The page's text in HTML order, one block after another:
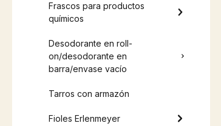
Frascos para productos
químicos
Desodorante en roll-
on/desodorante en
barra/envase vacío
Tarros con armazón
Fioles Erlenmeyer